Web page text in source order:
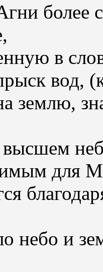
более
в
вод,
землю,
для
небо и